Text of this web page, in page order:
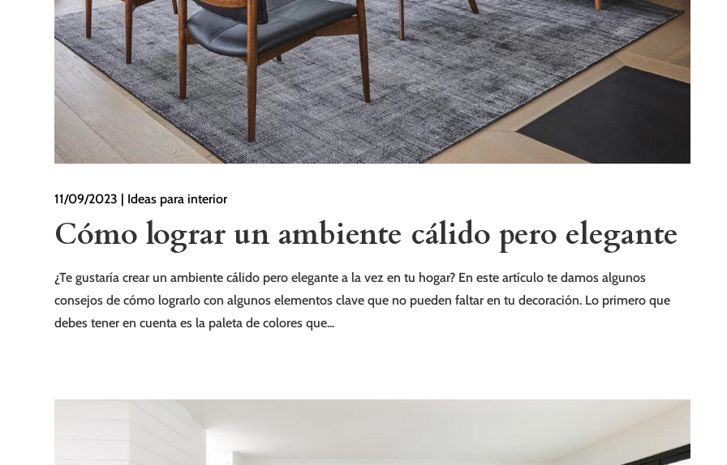
Cómo lograr un ambiente cálido pero elegante
11/09/2023 | Ideas para interior
¿Te gustaría crear un ambiente cálido pero elegante a la vez en tu hogar? En este artículo te damos algunos
consejos de cómo lograrlo con algunos elementos clave que no pueden faltar en tu decoración. Lo primero que
debes tener en cuenta es la paleta de colores que...